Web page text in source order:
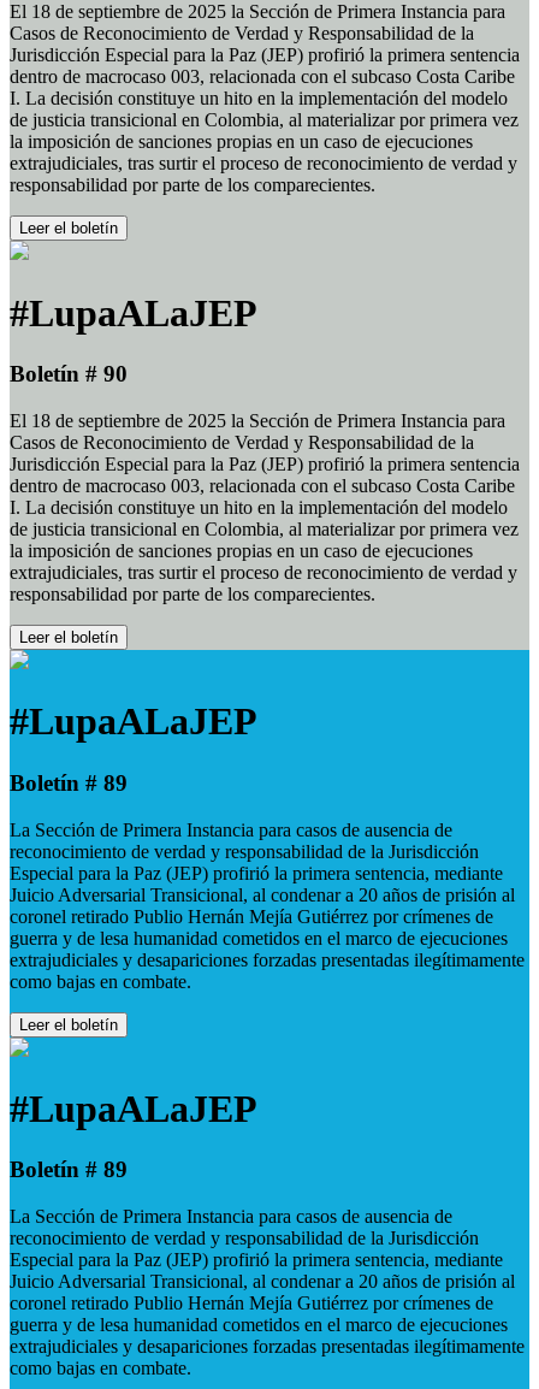
El 18 de septiembre de 2025 la Sección de Primera Instancia para
Casos de Reconocimiento de Verdad y Responsabilidad de la
Jurisdicción Especial para la Paz (JEP) profirió la primera sentencia
dentro de macrocaso 003, relacionada con el subcaso Costa Caribe
I. La decisión constituye un hito en la implementación del modelo
de justicia transicional en Colombia, al materializar por primera vez
la imposición de sanciones propias en un caso de ejecuciones
extrajudiciales, tras surtir el proceso de reconocimiento de verdad y
responsabilidad por parte de los comparecientes.
Leer el boletín
#LupaALaJEP
Boletín # 90
El 18 de septiembre de 2025 la Sección de Primera Instancia para
Casos de Reconocimiento de Verdad y Responsabilidad de la
Jurisdicción Especial para la Paz (JEP) profirió la primera sentencia
dentro de macrocaso 003, relacionada con el subcaso Costa Caribe
I. La decisión constituye un hito en la implementación del modelo
de justicia transicional en Colombia, al materializar por primera vez
la imposición de sanciones propias en un caso de ejecuciones
extrajudiciales, tras surtir el proceso de reconocimiento de verdad y
responsabilidad por parte de los comparecientes.
Leer el boletín
#LupaALaJEP
Boletín # 89
La Sección de Primera Instancia para casos de ausencia de
reconocimiento de verdad y responsabilidad de la Jurisdicción
Especial para la Paz (JEP) profirió la primera sentencia, mediante
Juicio Adversarial Transicional, al condenar a 20 años de prisión al
coronel retirado Publio Hernán Mejía Gutiérrez por crímenes de
guerra y de lesa humanidad cometidos en el marco de ejecuciones
extrajudiciales y desapariciones forzadas presentadas ilegítimamente
como bajas en combate.
Leer el boletín
#LupaALaJEP
Boletín # 89
La Sección de Primera Instancia para casos de ausencia de
reconocimiento de verdad y responsabilidad de la Jurisdicción
Especial para la Paz (JEP) profirió la primera sentencia, mediante
Juicio Adversarial Transicional, al condenar a 20 años de prisión al
coronel retirado Publio Hernán Mejía Gutiérrez por crímenes de
guerra y de lesa humanidad cometidos en el marco de ejecuciones
extrajudiciales y desapariciones forzadas presentadas ilegítimamente
como bajas en combate.